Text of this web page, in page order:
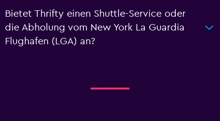
Bietet Thrifty einen Shuttle-Service oder
die Abholung vom New York La Guardia
Flughafen (LGA) an?